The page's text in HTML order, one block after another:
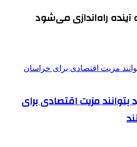
آینده راه‌اندازی می‌شود
مزیت اقتصادی برای